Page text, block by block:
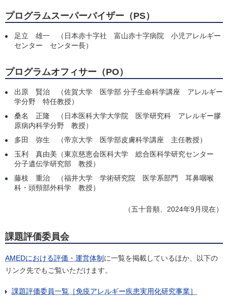
プログラムスーパーバイザー（PS）
足立 雄一 （日本赤十字社 富山赤十字病院 小児アレルギー
センター センター長）
プログラムオフィサー（PO）
出原 賢治 （佐賀大学 医学部 分子生命科学講座 アレルギー
学分野 特任教授）
桑名 正隆 （日本医科大学大学院 医学研究科 アレルギー膠
原病内科学分野 教授）
多田 弥生 （帝京大学 医学部皮膚科学講座 主任教授）
玉利 真由美（東京慈恵会医科大学 総合医科学研究センター
分子遺伝学研究部 教授）
藤枝 重治 （福井大学 学術研究院 医学系部門 耳鼻咽喉
科・頭頸部外科学 教授）
（五十音順、2024年9月現在）
課題評価委員会
AMEDにおける評価・運営体制 に一覧を掲載しているほか、以下の
リンク先でもご覧いただけます。
課題評価委員一覧［免疫アレルギー疾患実用化研究事業］